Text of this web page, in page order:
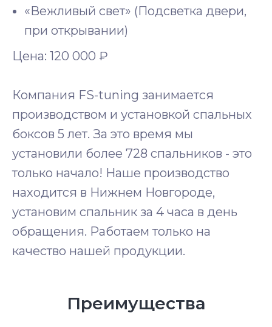
«Вежливый свет» (Подсветка двери,
при открывании)
Цена: 120 000 ₽
Компания FS-tuning занимается
производством и установкой спальных
боксов 5 лет. За это время мы
установили более 728 спальников - это
только начало! Наше производство
находится в Нижнем Новгороде,
установим спальник за 4 часа в день
обращения. Работаем только на
качество нашей продукции.
Преимущества